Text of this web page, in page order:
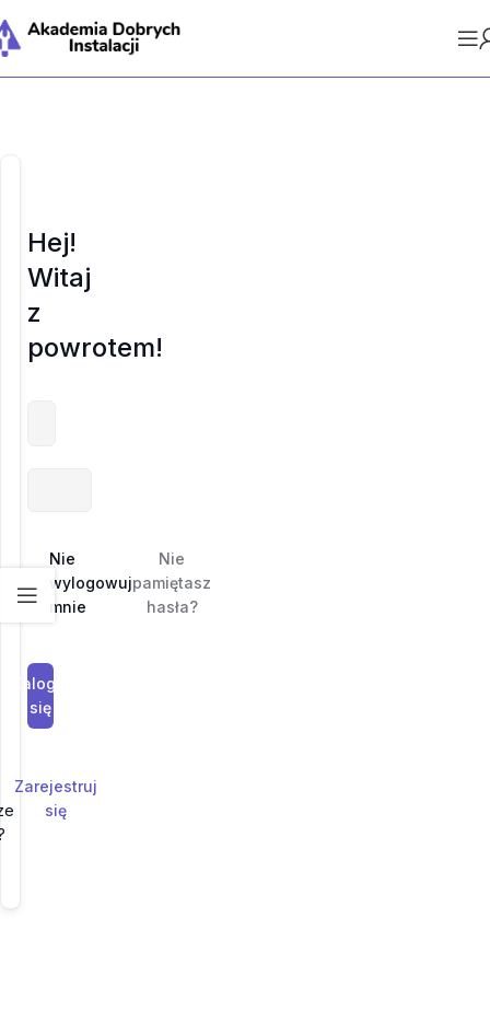
Hej!
Witaj
z
powrotem!
Nie
wylogowuj
mnie
Nie
pamiętasz
hasła?
Zaloguj
się
Zarejestruj
się